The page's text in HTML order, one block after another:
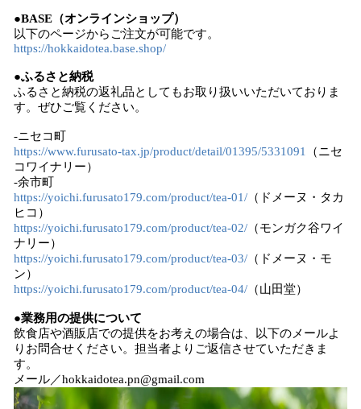
●BASE（オンラインショップ）
以下のページからご注文が可能です。
https://hokkaidotea.base.shop/
●ふるさと納税
ふるさと納税の返礼品としてもお取り扱いいただいておりま
す。ぜひご覧ください。
-ニセコ町
https://www.furusato-tax.jp/product/detail/01395/5331091
（ニセ
コワイナリー）
-余市町
https://yoichi.furusato179.com/product/tea-01/ （ドメーヌ・タカ
ヒコ）
https://yoichi.furusato179.com/product/tea-02/ （モンガク谷ワイ
ナリー）
https://yoichi.furusato179.com/product/tea-03/ （ドメーヌ・モ
ン）
https://yoichi.furusato179.com/product/tea-04/ （山田堂）
●業務用の提供について
飲食店や酒販店での提供をお考えの場合は、以下のメールよ
りお問合せください。担当者よりご返信させていただきま
す。
メール／hokkaidotea.pn@gmail.com